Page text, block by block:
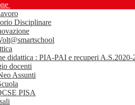
Disciplinare
didattica : PIA-PAI e recuperi A.S.2020-
docenti
Assunti
PISA